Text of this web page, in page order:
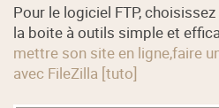
Pour le logiciel FTP,
la boite à outils simple et
mettre son site en ligne,faire
avec FileZilla [tuto]